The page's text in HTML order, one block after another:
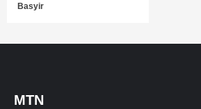
Basyir
MTN